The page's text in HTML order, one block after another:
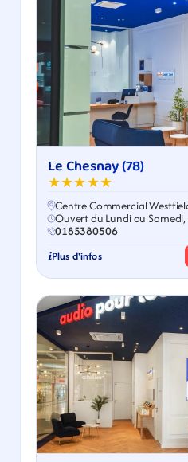
Le Chesnay (78)
★★★★★
Centre Commercial
Ouvert du Lundi au
0185380506
Plus d'infos